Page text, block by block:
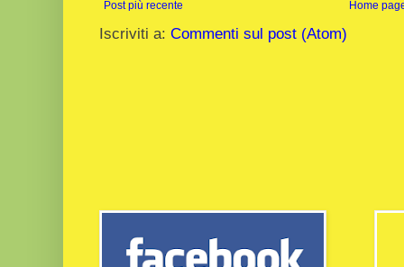
Post più recente Home
Iscriviti a: Commenti sul post (Atom)